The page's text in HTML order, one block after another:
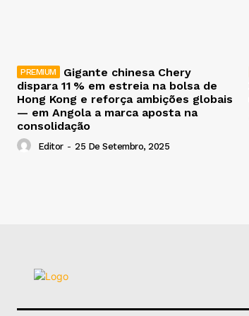
Gigante chinesa Chery
dispara 11 % em estreia na bolsa de
Hong Kong e reforça ambições globais
— em Angola a marca aposta na
consolidação
Editor - 25 De Setembro, 2025